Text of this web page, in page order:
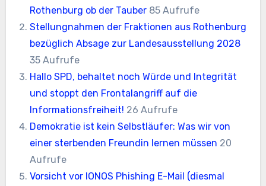
Rothenburg ob der Tauber 85 Aufrufe
Stellungnahmen der Fraktionen aus Rothenburg
bezüglich Absage zur Landesausstellung 2028
35 Aufrufe
Hallo SPD, behaltet noch Würde und Integrität
und stoppt den Frontalangriff auf die
Informationsfreiheit! 26 Aufrufe
Demokratie ist kein Selbstläufer: Was wir von
einer sterbenden Freundin lernen müssen 20
Aufrufe
Vorsicht vor IONOS Phishing E-Mail (diesmal